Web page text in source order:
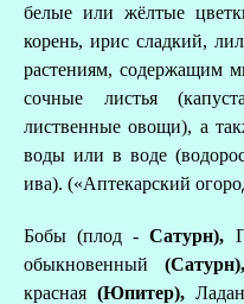
белые или жёлтые
корень, ирис сладкий,
растениям, содержащим
сочные листья
лиственные овощи), а
воды или в воде
ива). («Аптекарский
Бобы (плод -Сатурн),
обыкновенный
красная (Юпитер),